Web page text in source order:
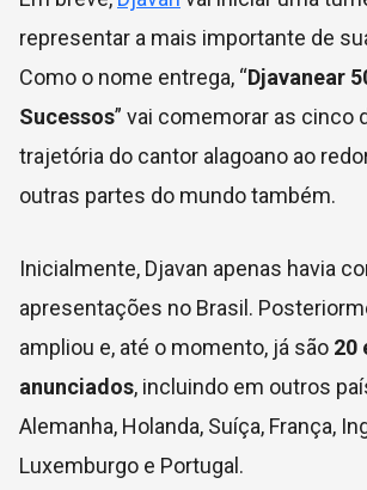
representar a mais importante de
Como o nome entrega, “Djavanear
Sucessos” vai comemorar as cinco
trajetória do cantor alagoano ao
outras partes do mundo também.
Inicialmente, Djavan apenas havia
apresentações no Brasil.
ampliou e, até o momento, já são 20
anunciados, incluindo em outros
Alemanha, Holanda, Suíça, França,
Luxemburgo e Portugal.